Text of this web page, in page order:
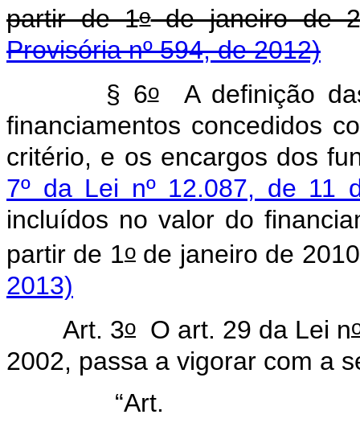
partir de 1ode janeiro
Provisória nº 594, de 2012)
§ 6oA definição
financiamentos concedidos
critério, e os encargos dos
7º da Lei nº 12.087, de 11
incluídos no valor do
partir de 1ode janeiro de
2013)
Art. 3o O art. 29 da Lei n
2002, passa a vigorar com a